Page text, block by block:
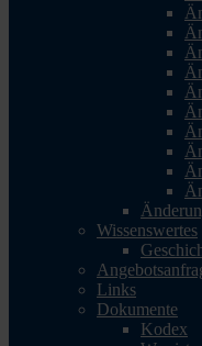
Wissenswertes
Links
Dokumente
Kodex